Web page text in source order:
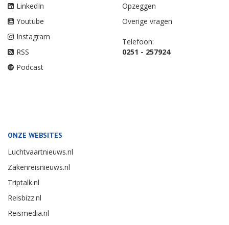
LinkedIn
Youtube
Instagram
RSS
Podcast
Opzeggen
Overige vragen
Telefoon:
0251 - 257924
ONZE WEBSITES
Luchtvaartnieuws.nl
Zakenreisnieuws.nl
Triptalk.nl
Reisbizz.nl
Reismedia.nl